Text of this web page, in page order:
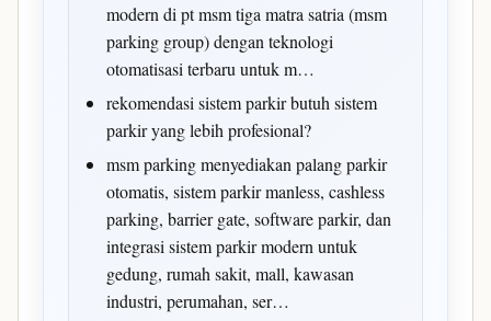
modern di pt msm tiga matra satria (msm
parking group) dengan teknologi
otomatisasi terbaru untuk m…
rekomendasi sistem parkir butuh sistem
parkir yang lebih profesional?
msm parking menyediakan palang parkir
otomatis, sistem parkir manless, cashless
parking, barrier gate, software parkir, dan
integrasi sistem parkir modern untuk
gedung, rumah sakit, mall, kawasan
industri, perumahan, ser…